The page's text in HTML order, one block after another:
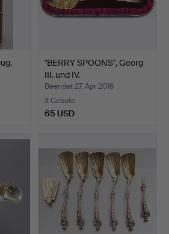
"BERRY SPOONS", Georg
III. und IV.
Beendet 27. Apr 2016
3 Gebote
65 USD